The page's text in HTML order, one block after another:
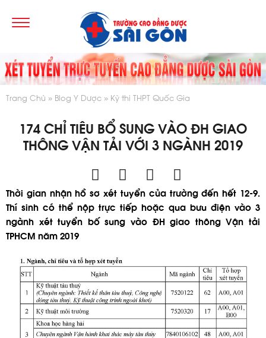
Trang Chủ Blog Y Dược Kỳ thi THPT Quốc Gia
174 CHỈ TIÊU BỔ SUNG VÀO ĐH GIAO
THÔNG VẬN TẢI VỚI 3 NGÀNH 2019
Thời gian nhận hồ sơ xét tuyển của trường đến hết 12-9.
Thí sinh có thể nộp trực tiếp hoặc qua bưu điện vào 3
ngành xét tuyển bố sung vào ĐH giao thông Vận tải
TPHCM năm 2019